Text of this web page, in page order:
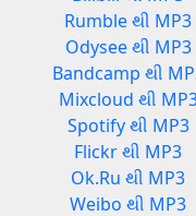
Rumble થી MP3
Odysee થી MP3
Bandcamp થી
Mixcloud થી
Spotify થી MP3
Flickr થી MP3
Ok.Ru થી MP3
Weibo થી MP3